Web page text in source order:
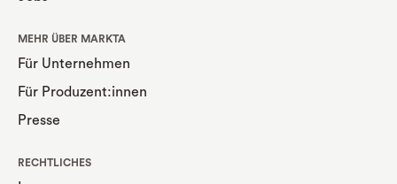
MEHR ÜBER MARKTA
Für Unternehmen
Für Produzent:innen
Presse
RECHTLICHES